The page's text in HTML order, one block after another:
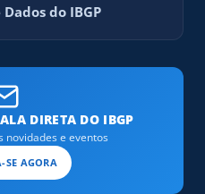
do IBGP
DIRETA DO IBGP
novidades e eventos
SE AGORA